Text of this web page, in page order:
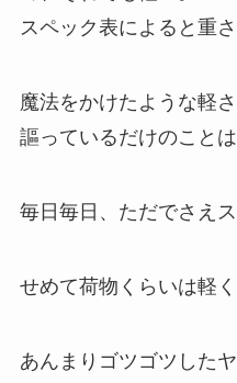
スペック表によると重
魔法をかけたような軽さ
謳っているだけのことは
毎日毎日、ただでさえ
せめて荷物くらいは軽く
あんまりゴツゴツした